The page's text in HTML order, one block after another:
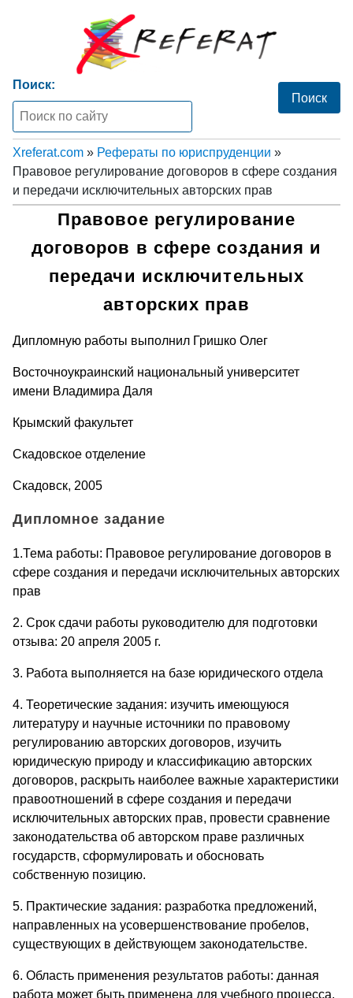
Поиск:
Xreferat.com » Рефераты по юриспруденции »
Правовое регулирование договоров в сфере создания
и передачи исключительных авторских прав
Правовое регулирование
договоров в сфере создания и
передачи исключительных
авторских прав
Дипломную работы выполнил Гришко Олег
Восточноукраинский национальный университет
имени Владимира Даля
Крымский факультет
Скадовское отделение
Скадовск, 2005
Дипломное задание
1.Тема работы: Правовое регулирование договоров в
сфере создания и передачи исключительных авторских
прав
2. Срок сдачи работы руководителю для подготовки
отзыва: 20 апреля 2005 г.
3. Работа выполняется на базе юридического отдела
4. Теоретические задания: изучить имеющуюся
литературу и научные источники по правовому
регулированию авторских договоров, изучить
юридическую природу и классификацию авторских
договоров, раскрыть наиболее важные характеристики
правоотношений в сфере создания и передачи
исключительных авторских прав, провести сравнение
законодательства об авторском праве различных
государств, сформулировать и обосновать
собственную позицию.
5. Практические задания: разработка предложений,
направленных на усовершенствование пробелов,
существующих в действующем законодательстве.
6. Область применения результатов работы: данная
работа может быть применена для учебного процесса,